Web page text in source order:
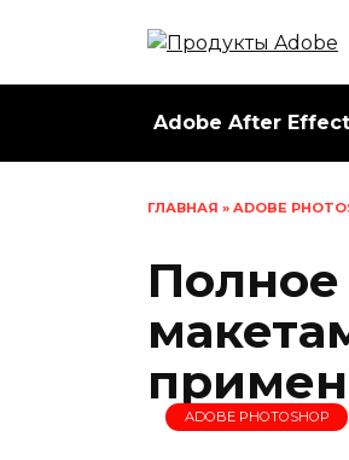
Adobe After
ГЛАВНАЯ » ADOBE
Полное
ADOBE PHOTOSHOP